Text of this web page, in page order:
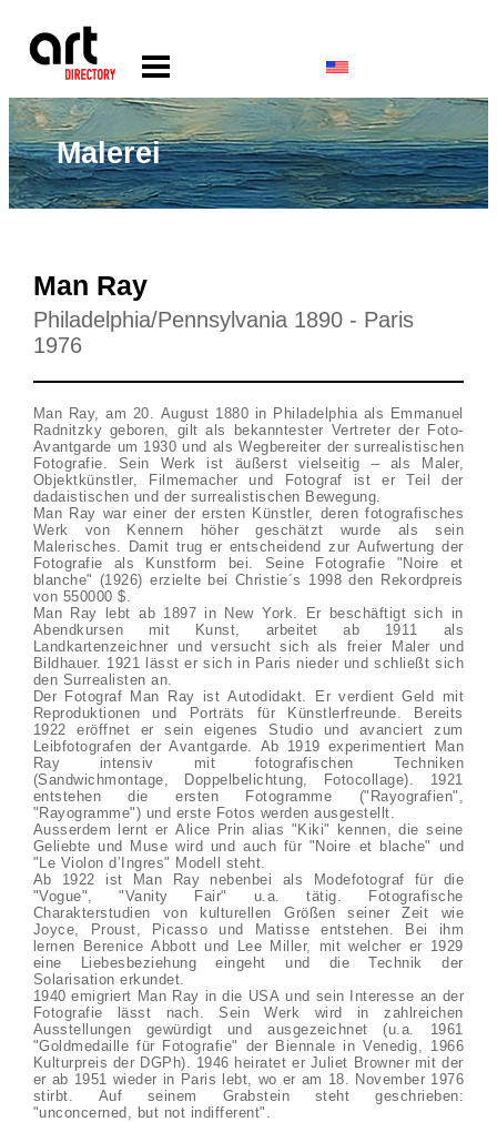
Malerei
Man Ray
Philadelphia/Pennsylvania 1890 - Paris
1976
Man Ray, am 20. August 1880 in Philadelphia als Emmanuel
Radnitzky geboren, gilt als bekanntester Vertreter der Foto-
Avantgarde um 1930 und als Wegbereiter der surrealistischen
Fotografie. Sein Werk ist äußerst vielseitig – als Maler,
Objektkünstler, Filmemacher und Fotograf ist er Teil der
dadaistischen und der surrealistischen Bewegung.
Man Ray war einer der ersten Künstler, deren fotografisches
Werk von Kennern höher geschätzt wurde als sein
Malerisches. Damit trug er entscheidend zur Aufwertung der
Fotografie als Kunstform bei. Seine Fotografie "Noire et
blanche" (1926) erzielte bei Christie´s 1998 den Rekordpreis
von 550000 $.
Man Ray lebt ab 1897 in New York. Er beschäftigt sich in
Abendkursen mit Kunst, arbeitet ab 1911 als
Landkartenzeichner und versucht sich als freier Maler und
Bildhauer. 1921 lässt er sich in Paris nieder und schließt sich
den Surrealisten an.
Der Fotograf Man Ray ist Autodidakt. Er verdient Geld mit
Reproduktionen und Porträts für Künstlerfreunde. Bereits
1922 eröffnet er sein eigenes Studio und avanciert zum
Leibfotografen der Avantgarde. Ab 1919 experimentiert Man
Ray intensiv mit fotografischen Techniken
(Sandwichmontage, Doppelbelichtung, Fotocollage). 1921
entstehen die ersten Fotogramme ("Rayografien",
"Rayogramme") und erste Fotos werden ausgestellt.
Ausserdem lernt er Alice Prin alias "Kiki" kennen, die seine
Geliebte und Muse wird und auch für "Noire et blache" und
"Le Violon d’Ingres" Modell steht.
Ab 1922 ist Man Ray nebenbei als Modefotograf für die
"Vogue", "Vanity Fair" u.a. tätig. Fotografische
Charakterstudien von kulturellen Größen seiner Zeit wie
Joyce, Proust, Picasso und Matisse entstehen. Bei ihm
lernen Berenice Abbott und Lee Miller, mit welcher er 1929
eine Liebesbeziehung eingeht und die Technik der
Solarisation erkundet.
1940 emigriert Man Ray in die USA und sein Interesse an der
Fotografie lässt nach. Sein Werk wird in zahlreichen
Ausstellungen gewürdigt und ausgezeichnet (u.a. 1961
"Goldmedaille für Fotografie" der Biennale in Venedig, 1966
Kulturpreis der DGPh). 1946 heiratet er Juliet Browner mit der
er ab 1951 wieder in Paris lebt, wo er am 18. November 1976
stirbt. Auf seinem Grabstein steht geschrieben:
"unconcerned, but not indifferent".